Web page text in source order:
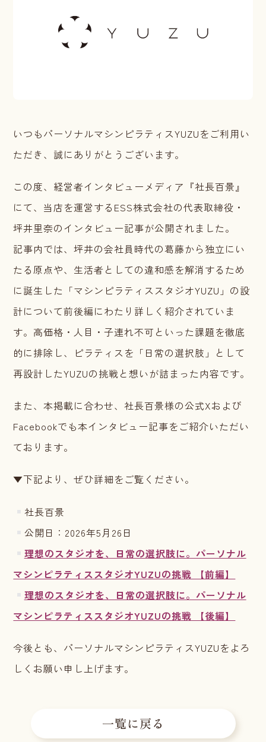
いつもパーソナルマシンピラティスYUZUをご利用い
ただき、誠にありがとうございます。
この度、経営者インタビューメディア『社長百景』
にて、当店を運営するESS株式会社の代表取締役・
坪井里奈のインタビュー記事が公開されました。
記事内では、坪井の会社員時代の葛藤から独立にい
たる原点や、生活者としての違和感を解消するため
に誕生した「マシンピラティススタジオYUZU」の設
計について前後編にわたり詳しく紹介されていま
す。高価格・人目・子連れ不可といった課題を徹底
的に排除し、ピラティスを「日常の選択肢」として
再設計したYUZUの挑戦と想いが詰まった内容です。
また、本掲載に合わせ、社長百景様の公式Xおよび
Facebookでも本インタビュー記事をご紹介いただい
ております。
▼下記より、ぜひ詳細をご覧ください。
社長百景
公開日：2026年5月26日
理想のスタジオを、日常の選択肢に。パーソナル
マシンピラティススタジオYUZUの挑戦 【前編】
理想のスタジオを、日常の選択肢に。パーソナル
マシンピラティススタジオYUZUの挑戦 【後編】
今後とも、パーソナルマシンピラティスYUZUをよろ
しくお願い申し上げます。
一覧に戻る